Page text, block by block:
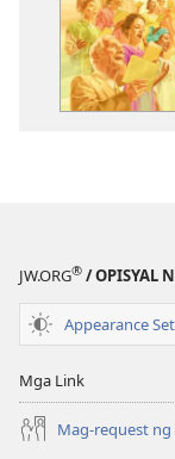
JW.ORG® / OPISYAL
Appearance
Mga Link
Mag-request